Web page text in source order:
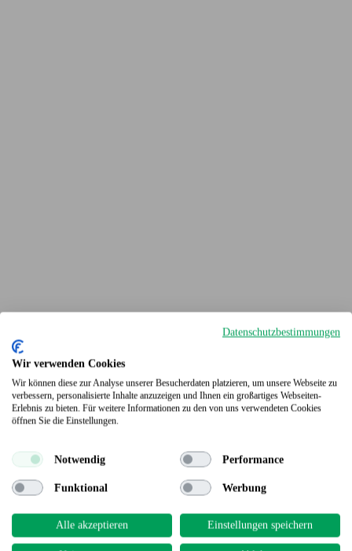
Terrassendielen
Datenschutzbestimmungen
Wir verwenden Cookies
Wir können diese zur Analyse unserer Besucherdaten platzieren, um unsere Webseite zu
verbessern, personalisierte Inhalte anzuzeigen und Ihnen ein großartiges Webseiten-
Erlebnis zu bieten. Für weitere Informationen zu den von uns verwendeten Cookies
öffnen Sie die Einstellungen.
Notwendig Performance
Funktional Werbung
Alle akzeptieren Einstellungen speichern